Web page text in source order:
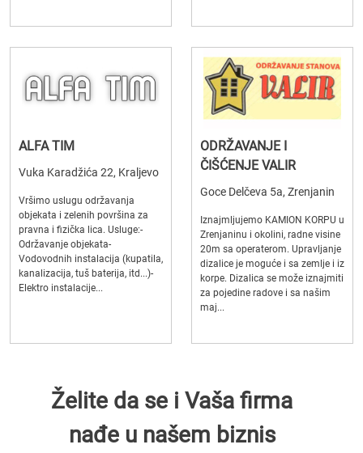
ALFA TIM
Vuka Karadžića 22, Kraljevo
Vršimo uslugu održavanja
objekata i zelenih površina za
pravna i fizička lica. Usluge:-
Održavanje objekata-
Vodovodnih instalacija (kupatila,
kanalizacija, tuš baterija, itd...)-
Elektro instalacije...
ODRŽAVANJE I
ČIŠĆENJE VALIR
Goce Delčeva 5a, Zrenjanin
Iznajmljujemo KAMION KORPU u
Zrenjaninu i okolini, radne visine
20m sa operaterom. Upravljanje
dizalice je moguće i sa zemlje i iz
korpe. Dizalica se može iznajmiti
za pojedine radove i sa našim
maj...
Želite da se i Vaša firma
nađe u našem biznis